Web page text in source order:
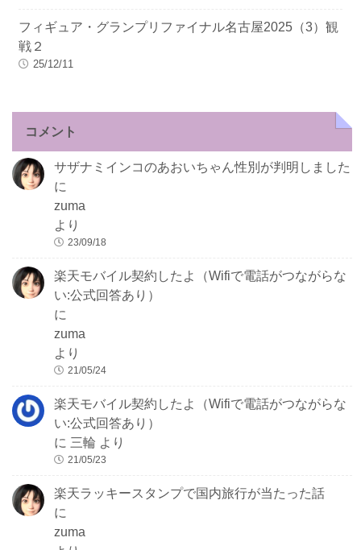
フィギュア・グランプリファイナル名古屋2025（3）観
戦２
25/12/11
コメント
サザナミインコのあおいちゃん性別が判明しました
に
zuma
より
23/09/18
楽天モバイル契約したよ（Wifiで電話がつながらな
い:公式回答あり）
に
zuma
より
21/05/24
楽天モバイル契約したよ（Wifiで電話がつながらな
い:公式回答あり）
に三輪 より
21/05/23
楽天ラッキースタンプで国内旅行が当たった話
に
zuma